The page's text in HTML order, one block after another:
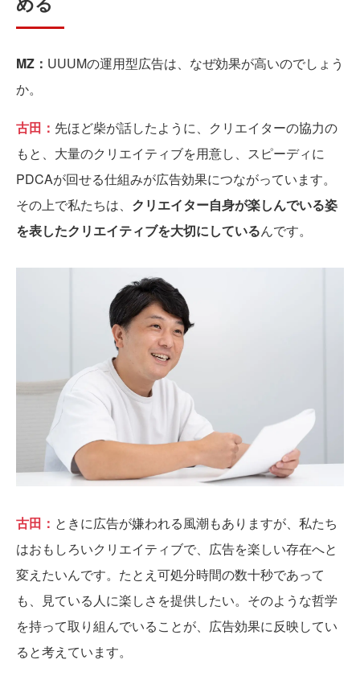
MZ： UUUMの運用型広告は、なぜ効果が高いのでしょう
か。
古田： 先ほど柴が話したように、クリエイターの協力の
もと、大量のクリエイティブを用意し、スピーディに
PDCAが回せる仕組みが広告効果につながっています。
その上で私たちは、 クリエイター自身が楽しんでいる姿
を表したクリエイティブを大切にしているんです。
古田： ときに広告が嫌われる風潮もありますが、私たち
はおもしろいクリエイティブで、広告を楽しい存在へと
変えたいんです。たとえ可処分時間の数十秒であって
も、見ている人に楽しさを提供したい。そのような哲学
を持って取り組んでいることが、広告効果に反映してい
ると考えています。